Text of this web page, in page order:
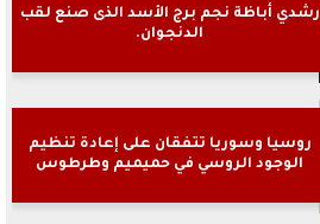
رشدي أباظة نجم برج الأسد الذى صنع لقب
الدنجوان.
روسيا وسوريا تتفقان على إعادة تنظيم
الوجود الروسي في حميميم وطرطوس